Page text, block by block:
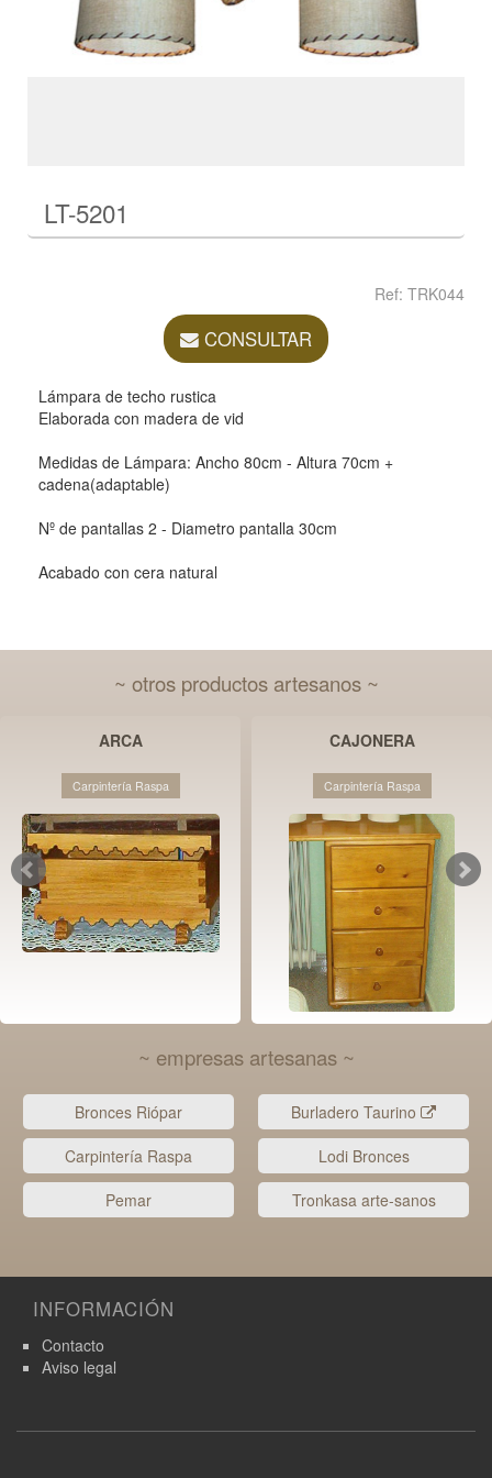
LT-5201
Ref: TRK044
CONSULTAR
Lámpara de techo rustica
Elaborada con madera de vid
Medidas de Lámpara: Ancho 80cm - Altura 70cm +
cadena(adaptable)
Nº de pantallas 2 - Diametro pantalla 30cm
Acabado con cera natural
~ otros productos artesanos ~
ARCA
Carpintería Raspa
CAJONERA
Carpintería Raspa
~ empresas artesanas ~
Bronces Riópar
Burladero Taurino
Carpintería Raspa
Lodi Bronces
Pemar
Tronkasa arte-sanos
INFORMACIÓN
Contacto
Aviso legal